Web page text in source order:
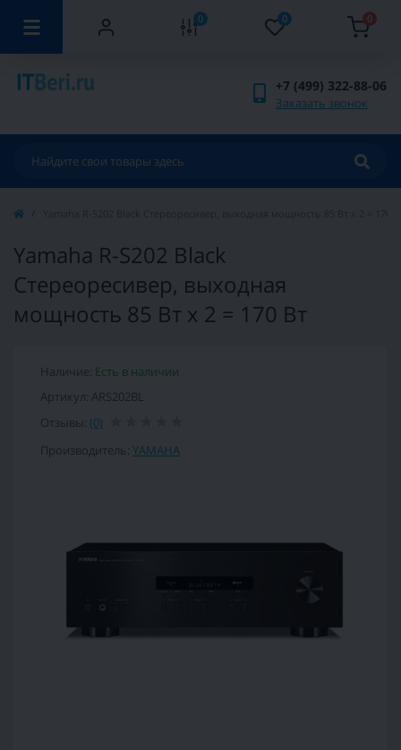
0 0 0
+7 (499) 322-88-06
Заказать звонок
Yamaha R-S202 Black
Стереоресивер, выходная
мощность 85 Вт x 2 = 170 Вт
Наличие: Есть в наличии
Артикул: ARS202BL
Отзывы: (0)
Производитель: YAMAHA